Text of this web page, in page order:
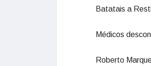
Batatais a
Médicos
Roberto